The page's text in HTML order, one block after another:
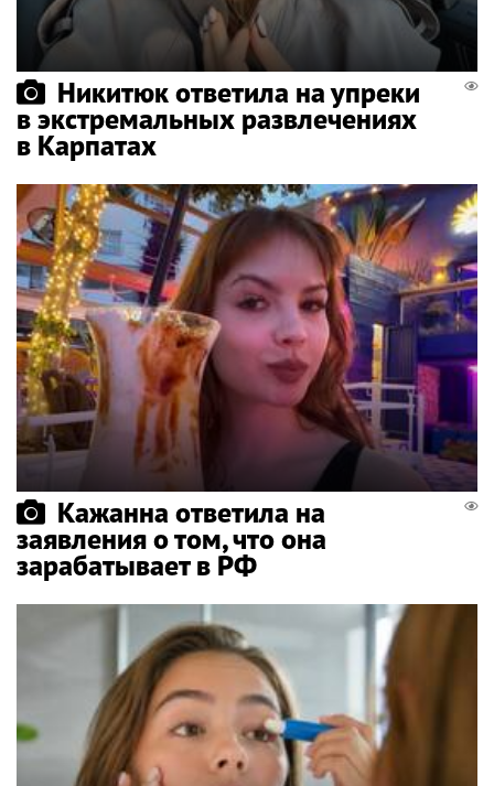
Никитюк ответила на упреки
в экстремальных развлечениях
в Карпатах
Кажанна ответила на
заявления о том, что она
зарабатывает в РФ